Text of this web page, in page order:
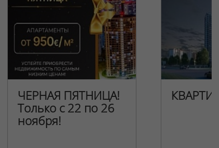
ЧЕРНАЯ ПЯТНИЦА!
Только с 22 по 26
ноября!